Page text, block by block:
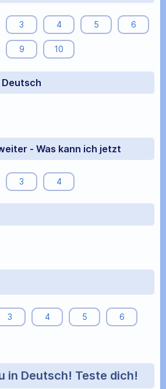
3 4 5 6
9 10
- Was kann ich jetzt
3 4
3 4 5 6
in Deutsch! Teste dich!